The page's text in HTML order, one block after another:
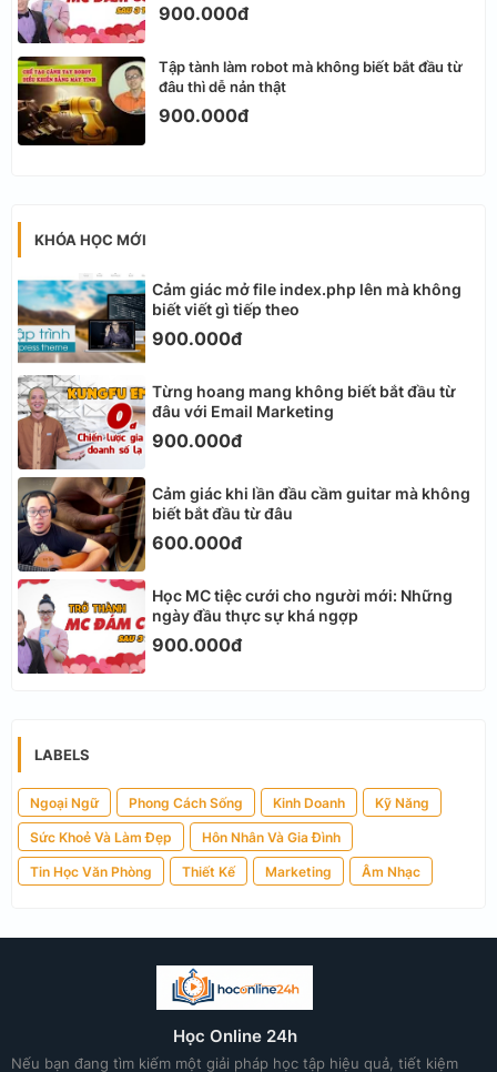
900.000đ
Tập tành làm robot mà không biết bắt đầu từ
đâu thì dễ nản thật
900.000đ
KHÓA HỌC MỚI
Cảm giác mở file index.php lên mà không
biết viết gì tiếp theo
900.000đ
Từng hoang mang không biết bắt đầu từ
đâu với Email Marketing
900.000đ
Cảm giác khi lần đầu cầm guitar mà không
biết bắt đầu từ đâu
600.000đ
Học MC tiệc cưới cho người mới: Những
ngày đầu thực sự khá ngợp
900.000đ
LABELS
Ngoại Ngữ Phong Cách Sống Kinh Doanh Kỹ Năng
Sức Khoẻ Và Làm Đẹp Hôn Nhân Và Gia Đình
Tin Học Văn Phòng Thiết Kế Marketing Âm Nhạc
Học Online 24h
Nếu bạn đang tìm kiếm một giải pháp học tập hiệu quả, tiết kiệm